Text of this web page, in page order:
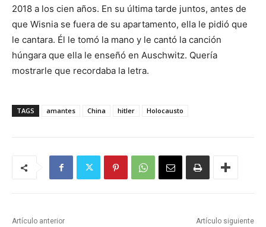
2018 a los cien años. En su última tarde juntos, antes de
que Wisnia se fuera de su apartamento, ella le pidió que
le cantara. Él le tomó la mano y le cantó la canción
húngara que ella le enseñó en Auschwitz. Quería
mostrarle que recordaba la letra.
TAGS amantes China hitler Holocausto
Artículo anterior Artículo siguiente